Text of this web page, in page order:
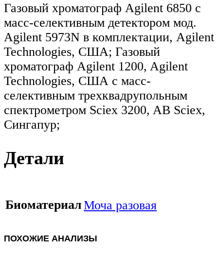
Газовый хроматограф Agilent 6850 с
масс-селективным детектором мод.
Agilent 5973N в комплектации, Agilent
Technologies, США; Газовый
хроматограф Agilent 1200, Agilent
Technologies, США c масс-
селективным трехквадрупольным
спектрометром Sciex 3200, AB Sciex,
Сингапур;
Детали
БиоматериалМоча разовая
ПОХОЖИЕ АНАЛИЗЫ